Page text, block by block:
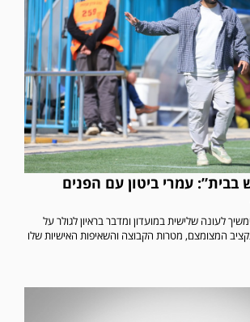
בבית”: עמרי ביטון עם הפנים
לעונה שלישית במועדון ומדבר בראיון לגולר על
המצומצם, מטרות הקבוצה והשאיפות האישיות שלו